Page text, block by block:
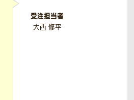
受注担当者
大西 修平